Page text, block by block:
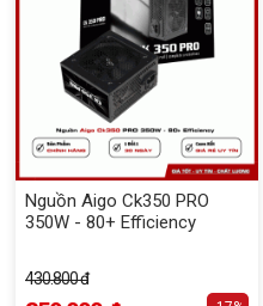
Nguồn Aigo Ck350 PRO
350W - 80+ Efficiency
430.800 đ